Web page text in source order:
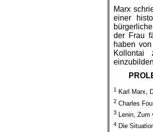
Marx
einer
der Frau
haben
Kollontai
1 Karl Marx,
2 Charles
3 Lenin, Zum
4 Die